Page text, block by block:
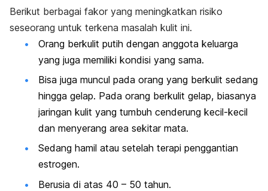
Berikut berbagai fakor yang meningkatkan risiko
seseorang untuk terkena masalah kulit ini.
Orang berkulit putih dengan anggota keluarga
yang juga memiliki kondisi yang sama.
Bisa juga muncul pada orang yang berkulit sedang
hingga gelap. Pada orang berkulit gelap, biasanya
jaringan kulit yang tumbuh cenderung kecil-kecil
dan menyerang area sekitar mata.
Sedang hamil atau setelah terapi penggantian
estrogen.
Berusia di atas 40 – 50 tahun.